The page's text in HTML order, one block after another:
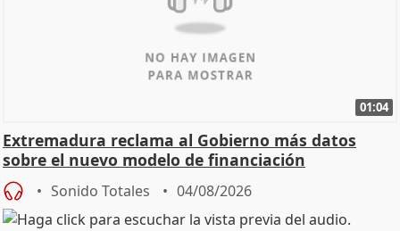
01:04
Extremadura reclama al Gobierno más datos
sobre el nuevo modelo de financiación
Sonido Totales 04/08/2026